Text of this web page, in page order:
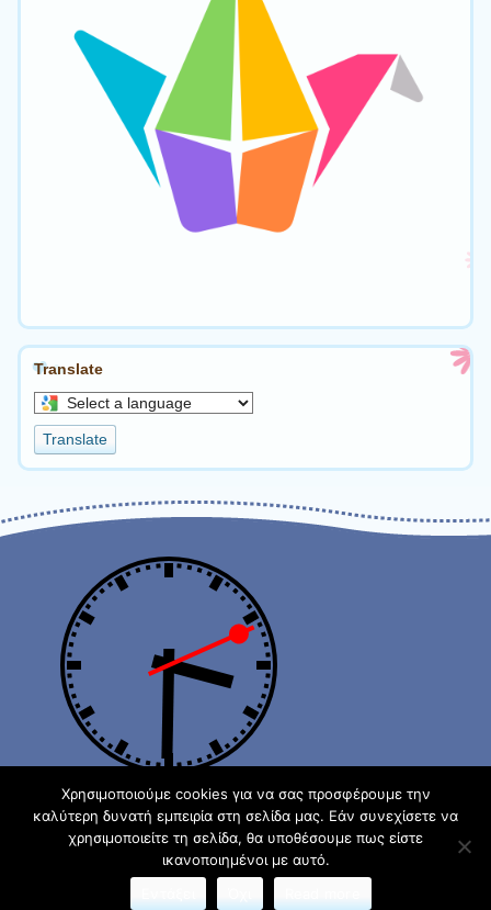
Translate
Select
a
language
to
this
Translate
Φιλοξενείται στο https://blogs.sch.gr| Θέμα:Cute Frames
Χρησιμοποιούμε cookies για να σας προσφέρουμε την
καλύτερη δυνατή εμπειρία στη σελίδα μας. Εάν συνεχίσετε να
χρησιμοποιείτε τη σελίδα, θα υποθέσουμε πως είστε
ικανοποιημένοι με αυτό.